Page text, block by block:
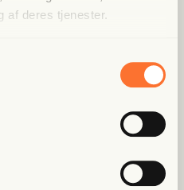
af deres tjenester.
været ude med bidsk